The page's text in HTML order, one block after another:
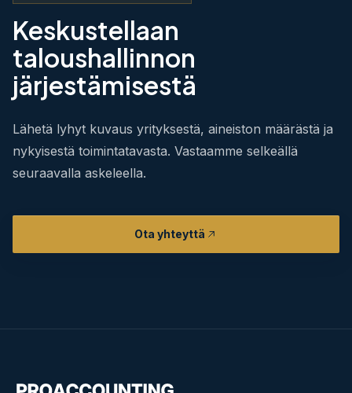
Keskustellaan
taloushallinnon
järjestämisestä
Lähetä lyhyt kuvaus yrityksestä, aineiston määrästä ja
nykyisestä toimintatavasta. Vastaamme selkeällä
seuraavalla askeleella.
Ota yhteyttä